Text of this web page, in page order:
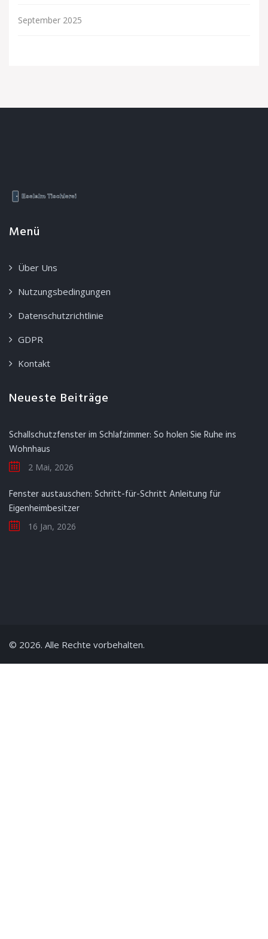
September 2025
Menü
Über Uns
Nutzungsbedingungen
Datenschutzrichtlinie
GDPR
Kontakt
Neueste Beiträge
Schallschutzfenster im Schlafzimmer: So holen Sie Ruhe ins
Wohnhaus
2 Mai, 2026
Fenster austauschen: Schritt-für-Schritt Anleitung für
Eigenheimbesitzer
16 Jan, 2026
© 2026. Alle Rechte vorbehalten.